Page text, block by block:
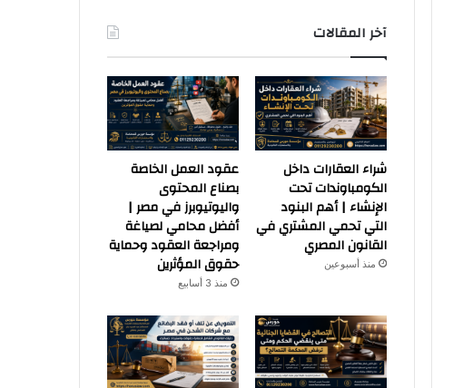
آخر المقالات
شراء العقارات داخل
الكومباوندات تحت
الإنشاء | أهم البنود
التي تحمي المشتري في
القانون المصري
منذ أسبوعين
عقود العمل الخاصة
بصناع المحتوى
واليوتيوبرز في مصر |
أفضل محامي لصياغة
ومراجعة العقود وحماية
حقوق المؤثرين
منذ 3 أسابيع